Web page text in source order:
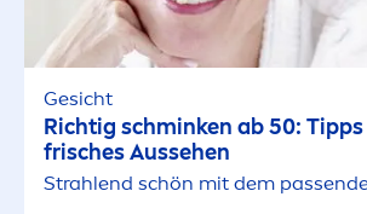
Gesicht
Richtig schminken ab 50:
frisches Aussehen
Strahlend schön mit dem